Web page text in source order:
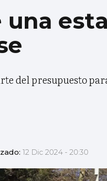
una
del presupuesto
12 Dic 2024 - 20:30